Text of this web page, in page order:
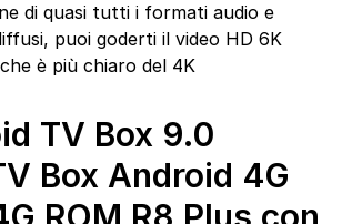
di quasi tutti i formati audio e
puoi goderti il video HD 6K
è più chiaro del 4K
TV Box 9.0
Box Android 4G